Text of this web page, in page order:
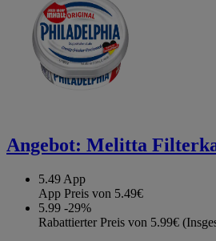
Angebot: Melitta
5.49 App
App Preis von 5.49€
5.99 -29%
Rabattierter Preis von 5.99€